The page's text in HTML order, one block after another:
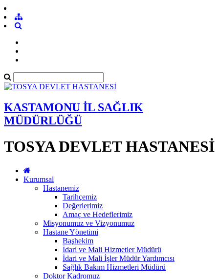
KASTAMONU İL SAĞLIK
MÜDÜRLÜĞÜ
TOSYA DEVLET HASTANESİ
Kurumsal
Hastanemiz
Tarihçemiz
Değerlerimiz
Amaç ve Hedeflerimiz
Misyonumuz ve Vizyonumuz
Hastane Yönetimi
Başhekim
İdari ve Mali Hizmetler Müdürü
İdari ve Mali İşler Müdür Yardımcısı
Sağlık Bakım Hizmetleri Müdürü
Doktor Kadromuz